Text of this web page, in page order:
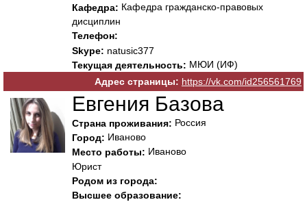
Кафедра: Кафедра гражданско-правовых
дисциплин
Телефон:
Skype: natusic377
Текущая деятельность: МЮИ (ИФ)
Адрес страницы: https://vk.com/id256561769
Евгения Базова
Страна проживания: Россия
Город: Иваново
Место работы: Иваново
Юрист
Родом из города:
Высшее образование: